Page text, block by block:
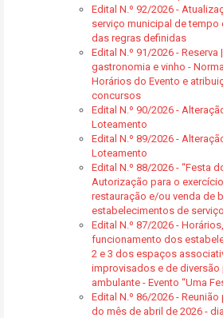
Edital N.º 92/2026 -
serviço municipal de tempo
das regras definidas
Edital N.º 91/2026 -
gastronomia e vinho -
Horários do Evento e
concursos
Edital N.º 90/2026 -
Loteamento
Edital N.º 89/2026 -
Loteamento
Edital N.º 88/2026 - “Festa
Autorização para o
restauração e/ou venda de
estabelecimentos de
Edital N.º 87/2026 -
funcionamento dos
2 e 3 dos espaços
improvisados e de diversão
ambulante - Evento “Uma
Edital N.º 86/2026 -
do mês de abril de 2026 -